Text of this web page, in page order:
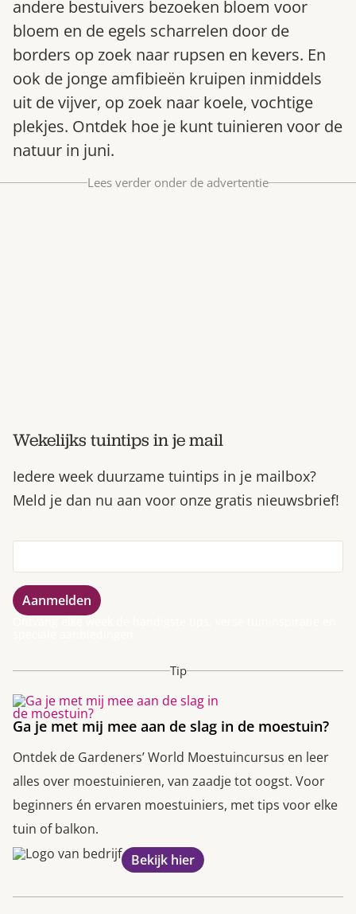
Gardeners’ World 08/2026
Bestel nu
andere bestuivers bezoeken bloem voor
bloem en de egels scharrelen door de
borders op zoek naar rupsen en kevers. En
ook de jonge amfibieën kruipen inmiddels
uit de vijver, op zoek naar koele, vochtige
plekjes. Ontdek hoe je kunt tuinieren voor de
natuur in juni.
Lees verder onder de advertentie
Wekelijks tuintips in je mail
Iedere week duurzame tuintips in je mailbox?
Meld je dan nu aan voor onze gratis nieuwsbrief!
Tip
Ga je met mij mee aan de slag in de moestuin?
Ontdek de Gardeners’ World Moestuincursus en leer
alles over moestuinieren, van zaadje tot oogst. Voor
beginners én ervaren moestuiniers, met tips voor elke
tuin of balkon.
Bekijk hier